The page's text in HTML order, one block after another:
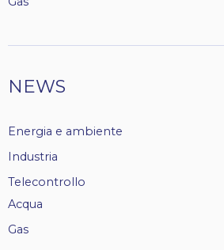
NEWS
Energia e ambiente
Industria
Telecontrollo
Acqua
Gas